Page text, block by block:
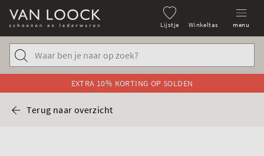
Lijstje Winkeltas menu
EXTRA 10% KORTING OP SOLDEN
Terug naar overzicht